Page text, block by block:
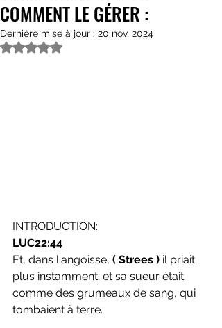
COMMENT LE GÉRER :
Dernière mise à jour : 20 nov. 2024
Noté NaN étoiles sur 5.
INTRODUCTION:
LUC22:44
Et, dans l'angoisse, ( Strees ) il priait
plus instamment; et sa sueur était
comme des grumeaux de sang, qui
tombaient à terre.